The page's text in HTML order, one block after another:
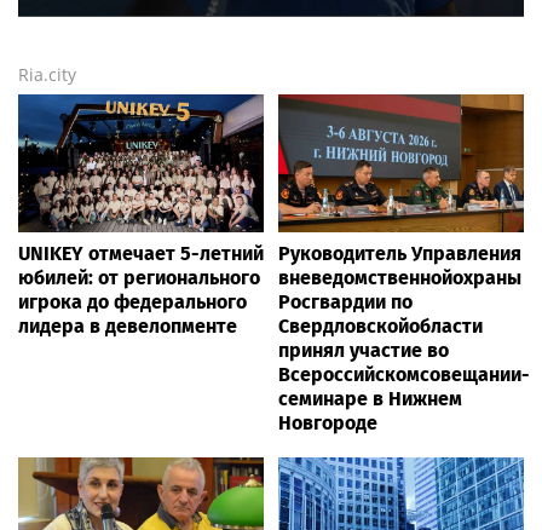
Ria.city
UNIKEY отмечает 5-летний
юбилей: от регионального
игрока до федерального
лидера в девелопменте
Руководитель Управления
вневедомственнойохраны
Росгвардии по
Свердловскойобласти
принял участие во
Всероссийскомсовещании-
семинаре в Нижнем
Новгороде